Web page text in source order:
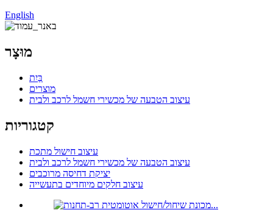
English
מוּצָר
בַּיִת
מוצרים
עיצוב הטבעה של מכשירי חשמל לרכב ולבית
קטגוריות
עיצוב חישול מתכת
עיצוב הטבעה של מכשירי חשמל לרכב ולבית
יציקת דחיסה מרוכבים
עיצוב חלקים מיוחדים בתעשייה